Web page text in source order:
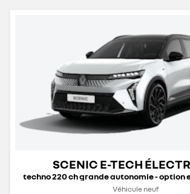
SCENIC E-TECH
Véhicule neuf